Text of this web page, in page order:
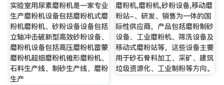
实验室用尿素磨粉机是一家专业
生产磨粉机设备包括磨粉机式磨
粉机磨粉机、砂粉设备设备包括
立轴冲击破新型高效砂粉设备、
磨粉机设备包括高压磨粉机雷蒙
磨粉机超细磨粉机锥形磨粉机、
石料生产线、制砂生产线、磨粉
生产
磨粉机,磨粉机,砂粉设备,移动磨
粉站-、研发、销售为一体的国
际性供应商，产品包括磨粉制砂
设备、工业磨粉机、筛洗设备及
移动式磨粉站等，这些设备主要
用于砂石骨料加工、采矿、建筑
垃圾资源化、工业制粉等方向。